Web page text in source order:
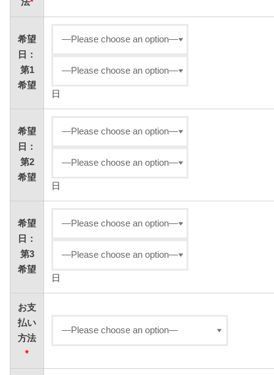
希望
日：
第1
希望
日
希望
日：
第2
希望
日
希望
日：
第3
希望
日
お支
払い
方法
*